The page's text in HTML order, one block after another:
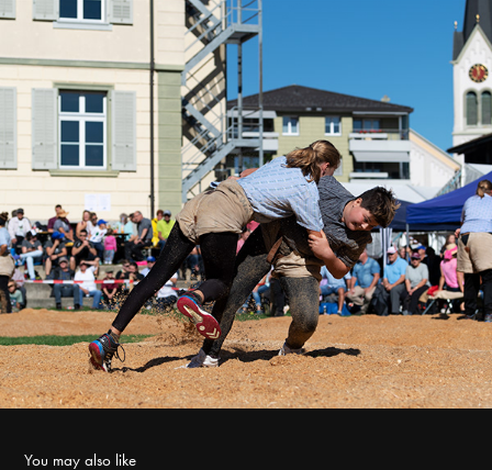
You may also like